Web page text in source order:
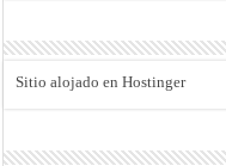
Sitio alojado en Hostinger